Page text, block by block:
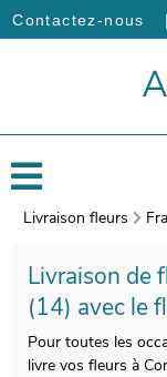
Contactez-nous |
Livraison fleurs
Livraison de
(14) avec le
Pour toutes les
livre vos fleurs à